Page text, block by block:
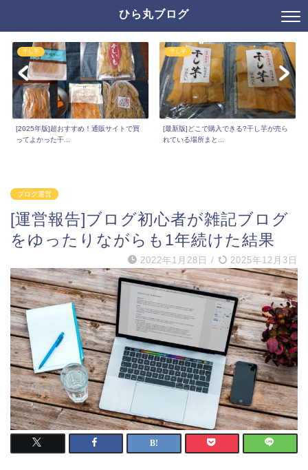
ひら丸ブログ
干し芋
[2025年版]超おすすめ！通販サイトで買
ってよかった干...
干し芋
[最新版]どこで購入できる?干し芋が売ら
れている場所まと...
ブログ運営
[運営報告]ブログ初心者が雑記ブログ
をゆったりながらも1年続けた結果
2022年1月28日 / 2025年12月3日